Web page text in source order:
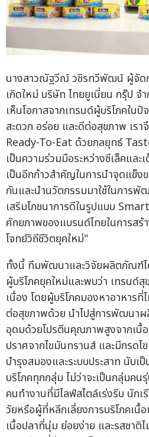
นางสาวณัฐวีณ์ วชิรทวีพัฒน์ ผู้จัด
เกิดใหม่ บริษัท ไทยยูเนี่ยน กรุ๊ป จ
เห็นโอกาสจากเทรนด์ผู้บริโภคใน
สะดวก อร่อย และดีต่อสุขภาพ เ
Ready-To-Eat ด้วยกลยุทธ์
เป็นความร่วมมือระหว่างซีเล็คแล
เป็นอีกก้าวสำคัญในการนำจุดแข็
กันและนำนวัตกรรมมาใช้ในการ
เสริมโภชนาการดีในรูปแบบ
ศักยภาพของแบรนด์ไทยในการส
โจทย์วิถีชีวิตยุคใหม่"
ทั้งนี้ ทีมพัฒนาและวิจัยผลิตภัณฑ์ไ
ผู้บริโภคยุคใหม่และพบว่า เทรนด์
เนื่อง โดยผู้บริโภคมองหาอาหาร
ต่อสุขภาพด้วย นำไปสู่การพัฒนา
อุดมด้วยโปรตีนคุณภาพสูงจากเนื้
ปราศจากไขมันทรานส์ และมีกรดไ
บำรุงสมองและระบบประสาท นับ
บริโภคทุกกลุ่ม ไม่ว่าจะเป็นกลุ่มค
คนทำงานที่มีไลฟ์สไตล์เร่งรีบ นัก
วัยหรือผู้ที่หลีกเลี่ยงการบริโภคเ
เนื้อปลาที่นุ่ม ย่อยง่าย และรสชา